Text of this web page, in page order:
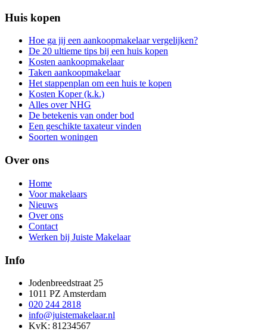
Huis kopen
Hoe ga jij een aankoopmakelaar vergelijken?
De 20 ultieme tips bij een huis kopen
Kosten aankoopmakelaar
Taken aankoopmakelaar
Het stappenplan om een huis te kopen
Kosten Koper (k.k.)
Alles over NHG
De betekenis van onder bod
Een geschikte taxateur vinden
Soorten woningen
Over ons
Home
Voor makelaars
Nieuws
Over ons
Contact
Werken bij Juiste Makelaar
Info
Jodenbreedstraat 25
1011 PZ Amsterdam
020 244 2818
info@juistemakelaar.nl
KvK: 81234567